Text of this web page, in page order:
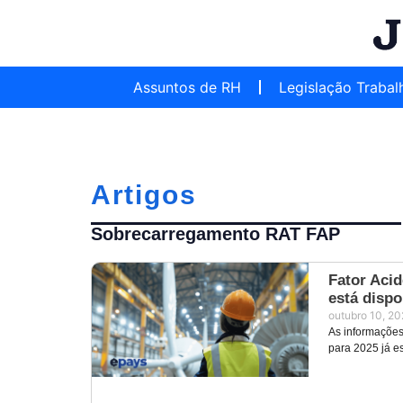
Assuntos de RH Legislação
Artigos
Sobrecarregamento RAT FAP
Fator
está
outubro 10,
As
para 2025 já